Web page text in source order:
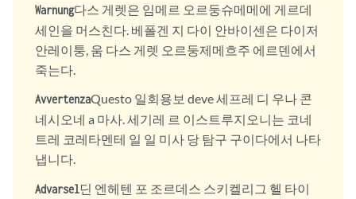
Warnung다스 게렛은 임메르 오르둥슈메메에 게르데
세인을 머스친다. 베폴겐 지 다이 안바이센은 다이저
안레이퉁, 움 다스 게렛 오르둥제메흐주 에르덴에서
죽는다.
AvvertenzaQuesto 일회용보 deve 세프레 디 우나 콘
네시오네 a 마사. 세기레 르 이스트루지오니는 코네
트레 코레타멘테 일 일 미사 당 탐구 구이다에서 나타
냅니다.
Advarsel딘 엔헤텐 포 조르데스 스키켈리그 헬 타이